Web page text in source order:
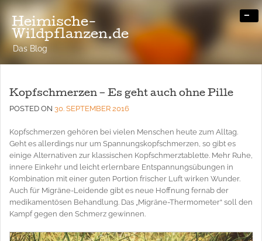
Heimische-
Wildpflanzen.de
Das Blog
-
Kopfschmerzen – Es geht auch ohne Pille
POSTED ON 30. SEPTEMBER 2016
Kopfschmerzen gehören bei vielen Menschen heute zum Alltag.
Geht es allerdings nur um Spannungskopfschmerzen, so gibt es
einige Alternativen zur klassischen Kopfschmerztablette. Mehr Ruhe,
innere Einkehr und leicht erlernbare Entspannungsübungen in
Kombination mit einer guten Portion frischer Luft wirken Wunder.
Auch für Migräne-Leidende gibt es neue Hoffnung fernab der
medikamentösen Behandlung. Das „Migräne-Thermometer“ soll den
Kampf gegen den Schmerz gewinnen.